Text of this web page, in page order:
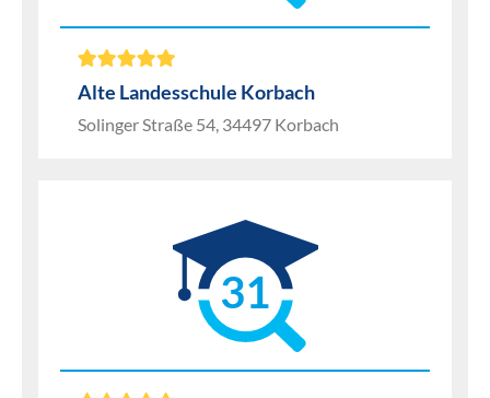
Alte Landesschule Korbach
Solinger Straße 54, 34497 Korbach
31